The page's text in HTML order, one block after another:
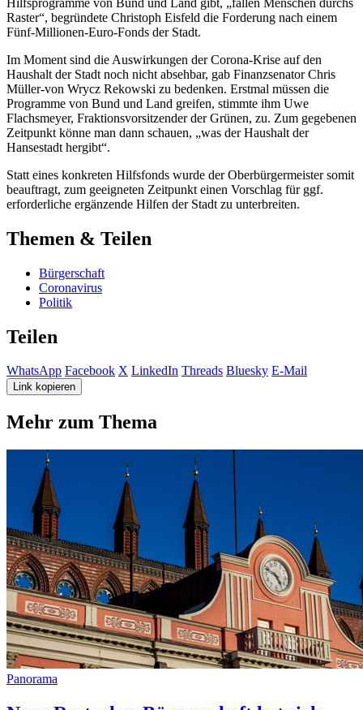
Raster“, begründete Christoph Eisfeld die Forderung nach einem
Fünf-Millionen-Euro-Fonds der Stadt.
Im Moment sind die Auswirkungen der Corona-Krise auf den
Haushalt der Stadt noch nicht absehbar, gab Finanzsenator Chris
Müller-von Wrycz Rekowski zu bedenken. Erstmal müssen die
Programme von Bund und Land greifen, stimmte ihm Uwe
Flachsmeyer, Fraktionsvorsitzender der Grünen, zu. Zum gegebenen
Zeitpunkt könne man dann schauen, „was der Haushalt der
Hansestadt hergibt“.
Statt eines konkreten Hilfsfonds wurde der Oberbürgermeister somit
beauftragt, zum geeigneten Zeitpunkt einen Vorschlag für ggf.
erforderliche ergänzende Hilfen der Stadt zu unterbreiten.
Themen & Teilen
Bürgerschaft
Coronavirus
Politik
Teilen
WhatsApp Facebook X LinkedIn Threads Bluesky E-Mail
Link kopieren
Mehr zum Thema
Panorama